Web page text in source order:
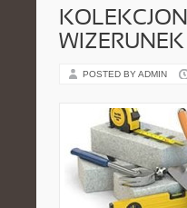
POSTED BY ADMIN